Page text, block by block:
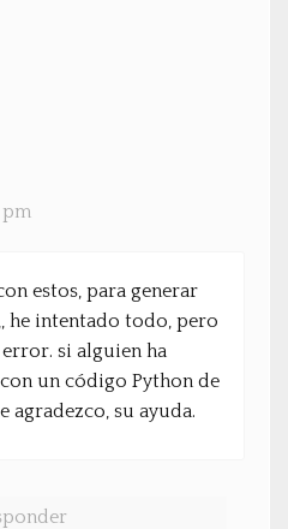
pm
estos, para generar
he intentado todo, pero
si alguien ha
un código Python de
agradezco, su ayuda.